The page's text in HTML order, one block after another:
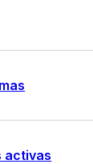
activas